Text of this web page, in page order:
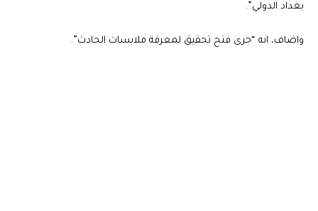
بغداد الدولي”.
واضاف، انه “جرى فتح تحقيق لمعرفة ملابسات الحادث”.